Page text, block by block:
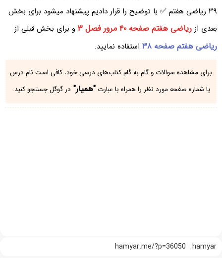
۳۹ ریاضی هفتم ✅ با توضیح را قرار دادیم پیشنهاد میشود برای بخش
بعدی از ریاضی هفتم صفحه ۴۰ مرور فصل ۳ و برای بخش قبلی از
ریاضی هفتم صفحه ۳۸ استفاده نمایید.
برای مشاهده سوالات و گام به گام کتاب‌های درسی خود، کافی است نام درس
یا شماره صفحه مورد نظر را همراه با عبارت"همیار" در گوگل جستجو کنید.
hamyar
hamyar.me/?p=36050